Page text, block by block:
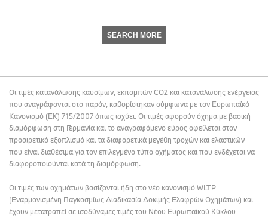
SEARCH MORE
Οι τιμές κατανάλωσης καυσίμων, εκπομπών CO2 και κατανάλωσης ενέργειας
που αναγράφονται στο παρόν, καθορίστηκαν σύμφωνα με τον Ευρωπαϊκό
Κανονισμό (ΕΚ) 715/2007 όπως ισχύει. Οι τιμές αφορούν όχημα με βασική
διαμόρφωση στη Γερμανία και το αναγραφόμενο εύρος οφείλεται στον
προαιρετικό εξοπλισμό και τα διαφορετικά μεγέθη τροχών και ελαστικών
που είναι διαθέσιμα για τον επιλεγμένο τύπο οχήματος και που ενδέχεται να
διαφοροποιούνται κατά τη διαμόρφωση.
Οι τιμές των οχημάτων βασίζονται ήδη στο νέο κανονισμό WLTP
(Εναρμονισμένη Παγκοσμίως Διαδικασία Δοκιμής Ελαφρών Οχημάτων) και
έχουν μετατραπεί σε ισοδύναμες τιμές του Νέου Ευρωπαϊκού Κύκλου